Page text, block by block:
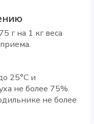
г на 1 кг веса
25°С и
не более 75%.
не более